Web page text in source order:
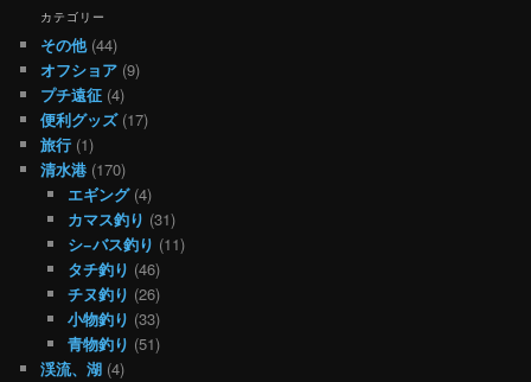
カテゴリー
その他(44)
オフショア (9)
プチ遠征 (4)
便利グッズ(17)
旅行 (1)
清水港 (170)
エギング(4)
カマス釣り (31)
シ−バス釣り (11)
タチ釣り (46)
チヌ釣り (26)
小物釣り (33)
青物釣り (51)
渓流、湖 (4)